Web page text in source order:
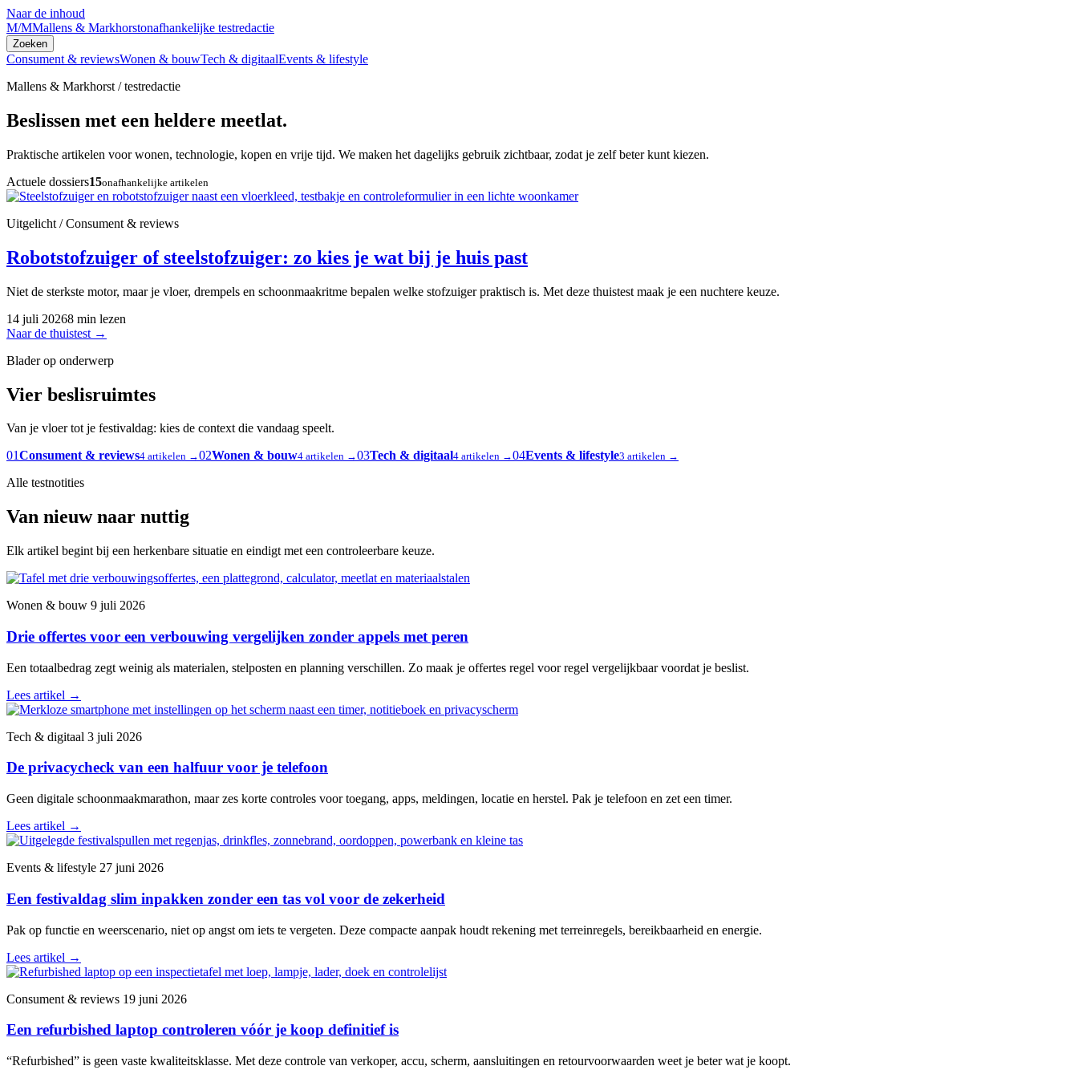
Naar de inhoud
M/MMallens & Markhorstonafhankelijke testredactie
Zoeken
Consument & reviewsWonen & bouwTech & digitaalEvents & lifestyle
Mallens & Markhorst / testredactie
Beslissen met een heldere meetlat.
Praktische artikelen voor wonen, technologie, kopen en vrije tijd. We maken het dagelijks gebruik zichtbaar, zodat je zelf beter kunt kiezen.
Actuele dossiers15onafhankelijke artikelen
Uitgelicht / Consument & reviews
Robotstofzuiger of steelstofzuiger: zo kies je wat bij je huis past
Niet de sterkste motor, maar je vloer, drempels en schoonmaakritme bepalen welke stofzuiger praktisch is. Met deze thuistest maak je een nuchtere keuze.
14 juli 20268 min lezen
Naar de thuistest →
Blader op onderwerp
Vier beslisruimtes
Van je vloer tot je festivaldag: kies de context die vandaag speelt.
01Consument & reviews4 artikelen →02Wonen & bouw4 artikelen →03Tech & digitaal4 artikelen →04Events & lifestyle3 artikelen →
Alle testnotities
Van nieuw naar nuttig
Elk artikel begint bij een herkenbare situatie en eindigt met een controleerbare keuze.
Wonen & bouw 9 juli 2026
Drie offertes voor een verbouwing vergelijken zonder appels met peren
Een totaalbedrag zegt weinig als materialen, stelposten en planning verschillen. Zo maak je offertes regel voor regel vergelijkbaar voordat je beslist.
Lees artikel →
Tech & digitaal 3 juli 2026
De privacycheck van een halfuur voor je telefoon
Geen digitale schoonmaakmarathon, maar zes korte controles voor toegang, apps, meldingen, locatie en herstel. Pak je telefoon en zet een timer.
Lees artikel →
Events & lifestyle 27 juni 2026
Een festivaldag slim inpakken zonder een tas vol voor de zekerheid
Pak op functie en weerscenario, niet op angst om iets te vergeten. Deze compacte aanpak houdt rekening met terreinregels, bereikbaarheid en energie.
Lees artikel →
Consument & reviews 19 juni 2026
Een refurbished laptop controleren vóór je koop definitief is
“Refurbished” is geen vaste kwaliteitsklasse. Met deze controle van verkoper, accu, scherm, aansluitingen en retourvoorwaarden weet je beter wat je koopt.